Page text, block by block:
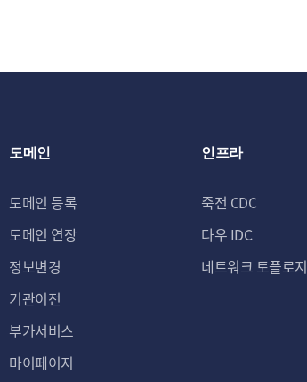
도메인
도메인 등록
도메인 연장
정보변경
기관이전
부가서비스
마이페이지
인프라
죽전 CDC
다우 IDC
네트워크 토플로지